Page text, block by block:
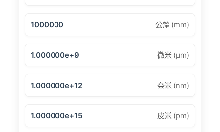
1000000 公釐 (mm)
1.000000e+9 微米 (μm)
1.000000e+12 奈米 (nm)
1.000000e+15 皮米 (pm)